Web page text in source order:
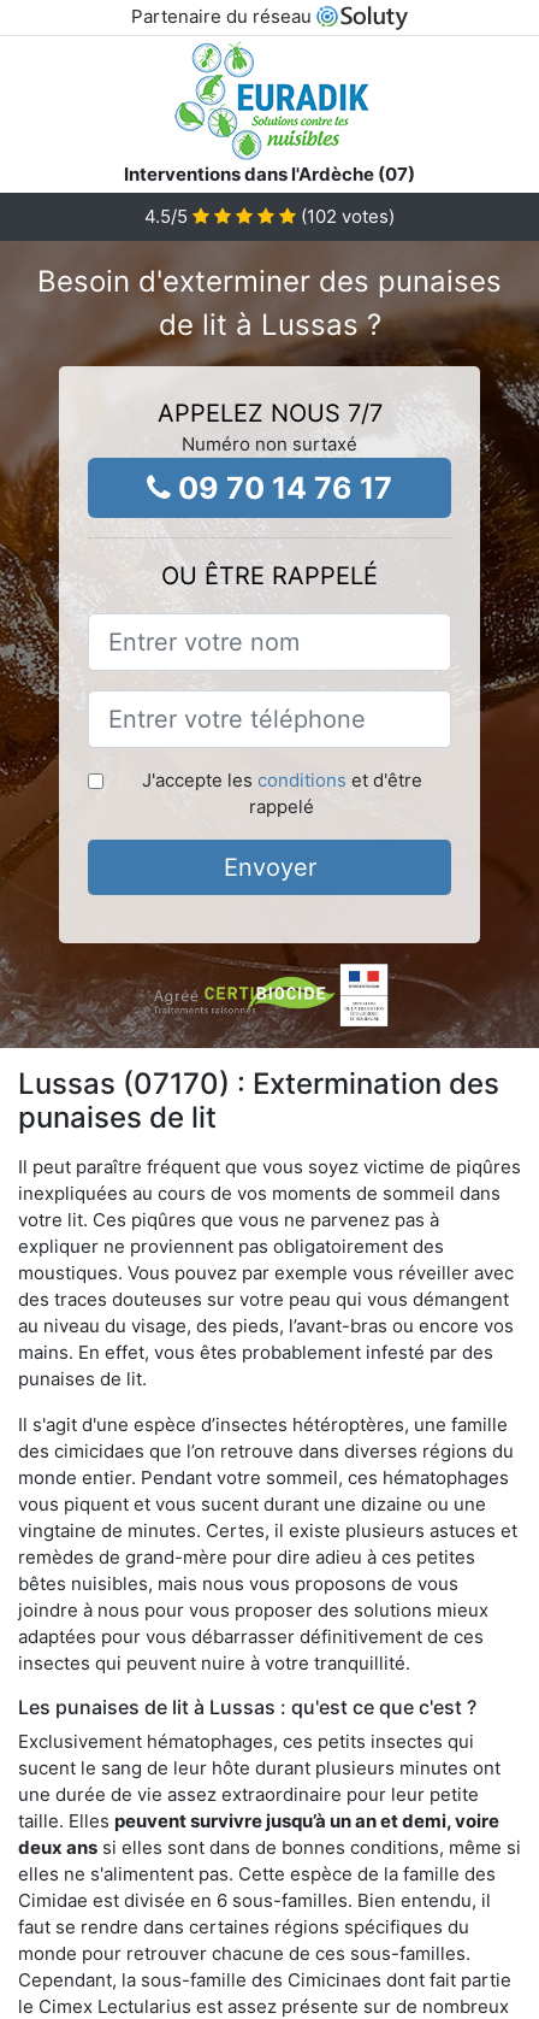
Partenaire du réseau
Interventions dans l'Ardèche (07)
4.5/5 (102 votes)
Besoin d'exterminer des punaises
de lit à Lussas ?
APPELEZ NOUS 7/7
Numéro non surtaxé
09 70 14 76 17
OU ÊTRE RAPPELÉ
J'accepte les conditions et d'être
rappelé
Envoyer
Lussas (07170) : Extermination des
punaises de lit
Il peut paraître fréquent que vous soyez victime de piqûres
inexpliquées au cours de vos moments de sommeil dans
votre lit. Ces piqûres que vous ne parvenez pas à
expliquer ne proviennent pas obligatoirement des
moustiques. Vous pouvez par exemple vous réveiller avec
des traces douteuses sur votre peau qui vous démangent
au niveau du visage, des pieds, l’avant-bras ou encore vos
mains. En effet, vous êtes probablement infesté par des
punaises de lit.
Il s'agit d'une espèce d’insectes hétéroptères, une famille
des cimicidaes que l’on retrouve dans diverses régions du
monde entier. Pendant votre sommeil, ces hématophages
vous piquent et vous sucent durant une dizaine ou une
vingtaine de minutes. Certes, il existe plusieurs astuces et
remèdes de grand-mère pour dire adieu à ces petites
bêtes nuisibles, mais nous vous proposons de vous
joindre à nous pour vous proposer des solutions mieux
adaptées pour vous débarrasser définitivement de ces
insectes qui peuvent nuire à votre tranquillité.
Les punaises de lit à Lussas : qu'est ce que c'est ?
Exclusivement hématophages, ces petits insectes qui
sucent le sang de leur hôte durant plusieurs minutes ont
une durée de vie assez extraordinaire pour leur petite
taille. Elles peuvent survivre jusqu’à un an et demi, voire
deux ans si elles sont dans de bonnes conditions, même si
elles ne s'alimentent pas. Cette espèce de la famille des
Cimidae est divisée en 6 sous-familles. Bien entendu, il
faut se rendre dans certaines régions spécifiques du
monde pour retrouver chacune de ces sous-familles.
Cependant, la sous-famille des Cimicinaes dont fait partie
le Cimex Lectularius est assez présente sur de nombreux